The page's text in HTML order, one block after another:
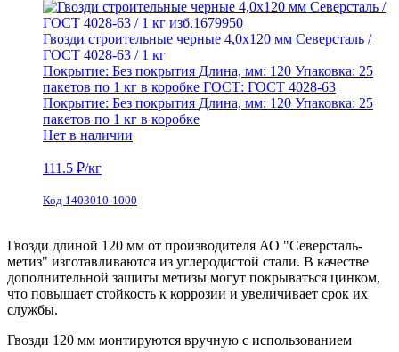
Гвозди строительные черные 4,0х120 мм Северсталь /
ГОСТ 4028-63 / 1 кг
Покрытие: Без покрытия Длина, мм: 120 Упаковка: 25
пакетов по 1 кг в коробке ГОСТ: ГОСТ 4028-63
Покрытие: Без покрытия Длина, мм: 120 Упаковка: 25
пакетов по 1 кг в коробке
Нет в наличии
111.5 ₽/кг
Код 1403010-1000
Гвозди длиной 120 мм от производителя АО "Северсталь-
метиз" изготавливаются из углеродистой стали. В качестве
дополнительной защиты метизы могут покрываться цинком,
что повышает стойкость к коррозии и увеличивает срок их
службы.
Гвозди 120 мм монтируются вручную с использованием